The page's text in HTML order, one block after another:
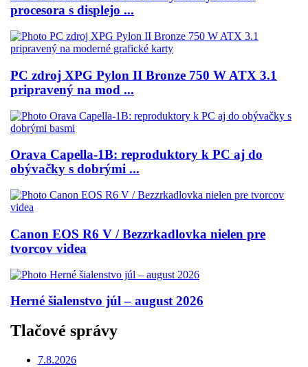
procesora s displejo ...
PC zdroj XPG Pylon II Bronze 750 W ATX 3.1
pripravený na mod ...
Orava Capella-1B: reproduktory k PC aj do
obývačky s dobrými ...
Canon EOS R6 V / Bezzrkadlovka nielen pre
tvorcov videa
Herné šialenstvo júl – august 2026
Tlačové správy
7.8.2026